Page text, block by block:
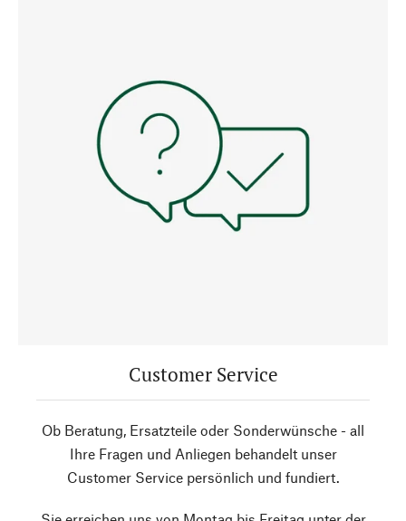
Customer Service
Ob Beratung, Ersatzteile oder Sonderwünsche - all
Ihre Fragen und Anliegen behandelt unser
Customer Service persönlich und fundiert.